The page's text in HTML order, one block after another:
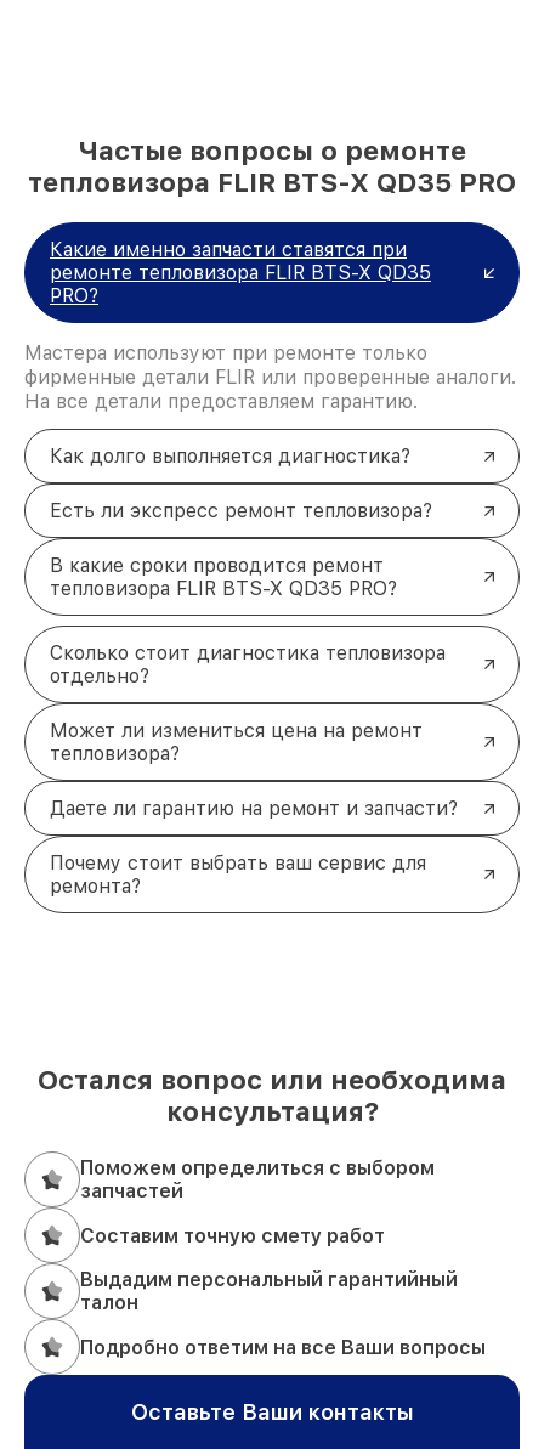
Частые вопросы о ремонте
тепловизора FLIR BTS-X QD35 PRO
Какие именно запчасти ставятся при
ремонте тепловизора FLIR BTS-X QD35
PRO?
Мастера используют при ремонте только
фирменные детали FLIR или проверенные аналоги.
На все детали предоставляем гарантию.
Как долго выполняется диагностика?
Есть ли экспресс ремонт тепловизора?
В какие сроки проводится ремонт
тепловизора FLIR BTS-X QD35 PRO?
Сколько стоит диагностика тепловизора
отдельно?
Может ли измениться цена на ремонт
тепловизора?
Даете ли гарантию на ремонт и запчасти?
Почему стоит выбрать ваш сервис для
ремонта?
Остался вопрос или необходима
консультация?
Поможем определиться с выбором
запчастей
Составим точную смету работ
Выдадим персональный гарантийный
талон
Подробно ответим на все Ваши вопросы
Оставьте Ваши контакты